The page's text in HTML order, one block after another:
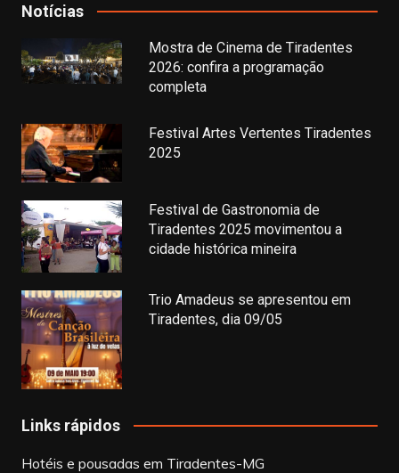
Notícias
Mostra de Cinema de Tiradentes
2026: confira a programação
completa
Festival Artes Vertentes Tiradentes
2025
Festival de Gastronomia de
Tiradentes 2025 movimentou a
cidade histórica mineira
Trio Amadeus se apresentou em
Tiradentes, dia 09/05
Links rápidos
Hotéis e pousadas em Tiradentes-MG